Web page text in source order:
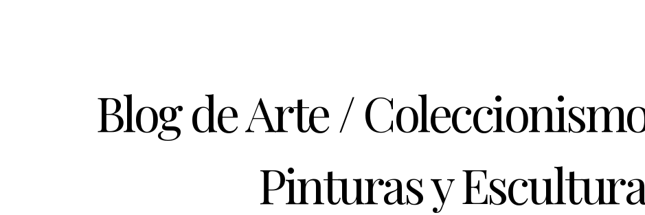
Blog de Arte /
Pinturas y